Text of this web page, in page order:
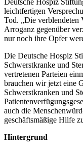
leichtfertigen
Tod. „Die verblendeten
Arroganz gegenüber
nur noch ihre Opfer
Die Deutsche Hospiz
Schwerstkranke und
vertretenen Parteien
brauchen wir jetzt eine
Schwerstkranken und
auch die
geschäftsmäßige Hilfe
Hintergrund